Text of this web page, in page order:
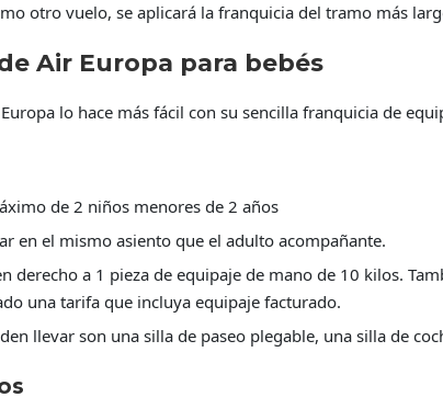
otro vuelo, se aplicará la franquicia del tramo más
Air Europa para bebés
lo hace más fácil con su sencilla franquicia de
de 2 niños menores de 2 años
en el mismo asiento que el adulto acompañante.
derecho a 1 pieza de equipaje de mano de 10 kilos.
una tarifa que incluya equipaje facturado.
llevar son una silla de paseo plegable, una silla de